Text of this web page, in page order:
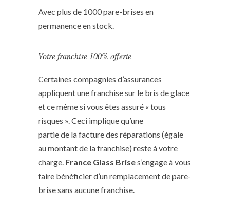
Avec plus de 1000 pare-brises en
permanence en stock.
Votre franchise 100% offerte
Certaines compagnies d’assurances
appliquent une franchise sur le bris de glace
et ce même si vous êtes assuré « tous
risques ». Ceci implique qu’une
partie de la facture des réparations (égale
au montant de la franchise) reste à votre
charge. France Glass Brises’engage à vous
faire bénéficier d’un remplacement de pare-
brise sans aucune franchise.